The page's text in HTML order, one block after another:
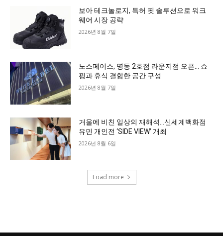
보아 테크놀로지, 특허 핏 솔루션으로 워크
웨어 시장 공략
2026년 8월 7일
노스페이스, 명동 2호점 라운지점 오픈… 쇼
핑과 휴식 결합한 공간 구성
2026년 8월 7일
거울에 비친 일상의 재해석…신세계백화점
유민 개인전 ‘SIDE VIEW’ 개최
2026년 8월 6일
Load more